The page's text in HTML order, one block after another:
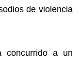
de violencia
concurrido a un